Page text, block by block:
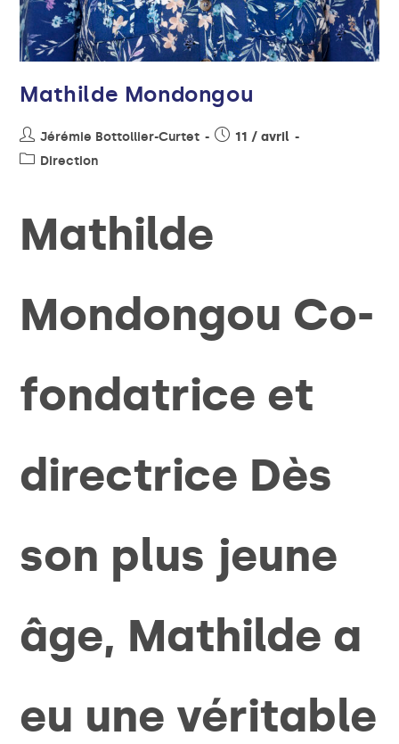
Mathilde Mondongou
Jérémie Bottollier-Curtet
11 / avril
Direction
Mathilde
Mondongou Co-
fondatrice et
directrice Dès
son plus jeune
âge, Mathilde a
eu une véritable